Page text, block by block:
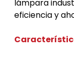
lámpara
eficiencia y